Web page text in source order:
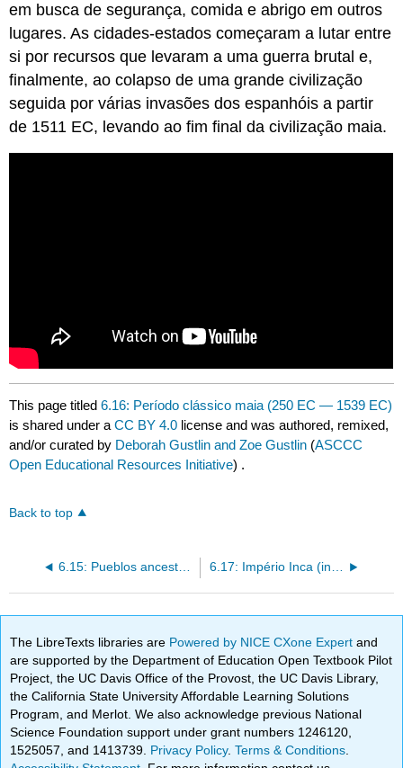
em busca de segurança, comida e abrigo em outros
lugares. As cidades-estados começaram a lutar entre
si por recursos que levaram a uma guerra brutal e,
finalmente, ao colapso de uma grande civilização
seguida por várias invasões dos espanhóis a partir
de 1511 EC, levando ao fim final da civilização maia.
This page titled6.16: Período clássico maia (250 EC — 1539 EC)
is shared under aCC BY 4.0 license and was authored, remixed,
and/or curated by Deborah Gustlin and Zoe Gustlin (ASCCC
Open Educational Resources Initiative) .
Back to top
6.15: Pueblos ancestrais (700 EC — 1300 EC)
The LibreTexts libraries are Powered by NICE CXone Expertand
are supported by the Department of Education Open Textbook Pilot
Project, the UC Davis Office of the Provost, the UC Davis Library,
the California State University Affordable Learning Solutions
Program, and Merlot. We also acknowledge previous National
Science Foundation support under grant numbers 1246120,
1525057, and 1413739. Privacy Policy.Terms & Conditions